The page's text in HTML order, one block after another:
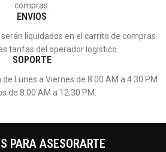
compras.
ENVIOS
liquidados en el carrito de compras
tarifas del operador logístico.
SOPORTE
Lunes a Viernes de 8:00 AM a 4:30 PM
de 8:00 AM a 12:30 PM.
PARA ASESORARTE